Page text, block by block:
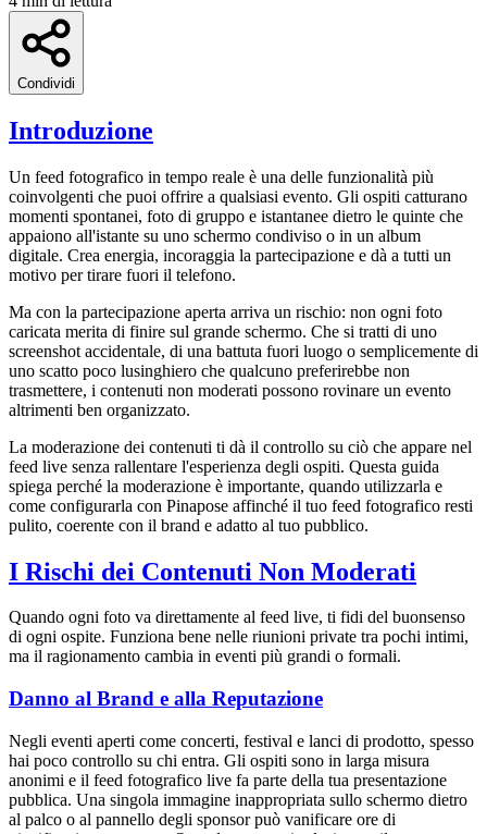
Condividi
Introduzione
Un feed fotografico in tempo reale è una delle funzionalità più
coinvolgenti che puoi offrire a qualsiasi evento. Gli ospiti catturano
momenti spontanei, foto di gruppo e istantanee dietro le quinte che
appaiono all'istante su uno schermo condiviso o in un album
digitale. Crea energia, incoraggia la partecipazione e dà a tutti un
motivo per tirare fuori il telefono.
Ma con la partecipazione aperta arriva un rischio: non ogni foto
caricata merita di finire sul grande schermo. Che si tratti di uno
screenshot accidentale, di una battuta fuori luogo o semplicemente di
uno scatto poco lusinghiero che qualcuno preferirebbe non
trasmettere, i contenuti non moderati possono rovinare un evento
altrimenti ben organizzato.
La moderazione dei contenuti ti dà il controllo su ciò che appare nel
feed live senza rallentare l'esperienza degli ospiti. Questa guida
spiega perché la moderazione è importante, quando utilizzarla e
come configurarla con Pinapose affinché il tuo feed fotografico resti
pulito, coerente con il brand e adatto al tuo pubblico.
I Rischi dei Contenuti Non Moderati
Quando ogni foto va direttamente al feed live, ti fidi del buonsenso
di ogni ospite. Funziona bene nelle riunioni private tra pochi intimi,
ma il ragionamento cambia in eventi più grandi o formali.
Danno al Brand e alla Reputazione
Negli eventi aperti come concerti, festival e lanci di prodotto, spesso
hai poco controllo su chi entra. Gli ospiti sono in larga misura
anonimi e il feed fotografico live fa parte della tua presentazione
pubblica. Una singola immagine inappropriata sullo schermo dietro
al palco o al pannello degli sponsor può vanificare ore di